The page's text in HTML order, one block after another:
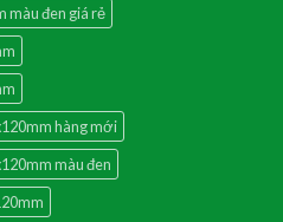
màu đen giá rẻ
hàng mới
màu đen